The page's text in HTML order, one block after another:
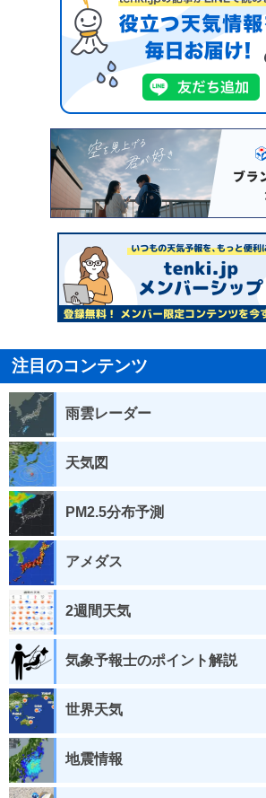
注目のコンテンツ
雨雲レーダー
天気図
PM2.5分布予測
アメダス
2週間天気
気象予報士のポイント解説
世界天気
地震情報